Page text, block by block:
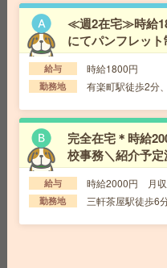
勤務地 藤沢本町駅～徒歩14
【完全在宅可能＊時給
電話なし[派遣]
給与の前払いが可能な速払いサ
交通費 交通費支給あり
勤務地
東京都港区 東京メト
歩1分、東京メトロ千代田線 国
完全在宅！土日祝だけ勤
務でも〇[派遣]
≪週2在宅≫時給
にてパンフレッ
給与 時給1800円
勤務地 有楽町駅徒歩2分
完全在宅＊時給
校事務＼紹介予
派遣]
給与 時給2000円 月
勤務地 三軒茶屋駅徒歩6